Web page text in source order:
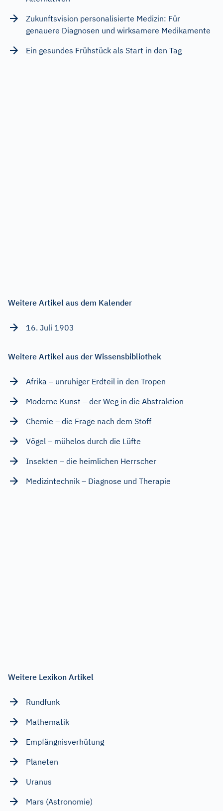
Zukunftsvision personalisierte Medizin: Für
genauere Diagnosen und wirksamere Medikamente
Ein gesundes Frühstück als Start in den Tag
Weitere Artikel aus dem Kalender
16. Juli 1903
Weitere Artikel aus der Wissensbibliothek
Afrika – unruhiger Erdteil in den Tropen
Moderne Kunst – der Weg in die Abstraktion
Chemie – die Frage nach dem Stoff
Vögel – mühelos durch die Lüfte
Insekten – die heimlichen Herrscher
Medizintechnik – Diagnose und Therapie
Weitere Lexikon Artikel
Rundfunk
Mathematik
Empfängnisverhütung
Planeten
Uranus
Mars (Astronomie)